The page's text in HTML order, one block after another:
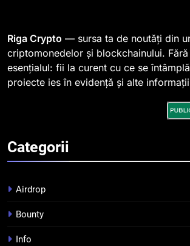
spre o depășire a
0,000005 dolari
STIRI
2
Regulamentul
serviciile crypto,
la 1 iulie în
3
Pariuri cu plata în
4
Riga Crypto — sursa ta de noutăți din
criptomonedelor și blockchainului.
esențialul: fii la curent cu ce se
proiecte ies în evidență și alte
Categorii
Airdrop
Bounty
Info